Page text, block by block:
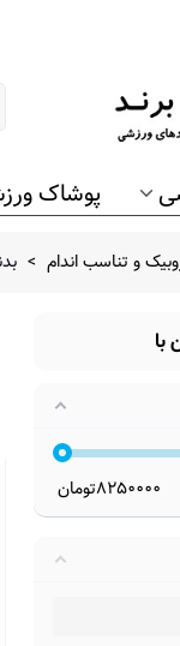
پوشاک
و تناسب اندام >
با
8250000تومان